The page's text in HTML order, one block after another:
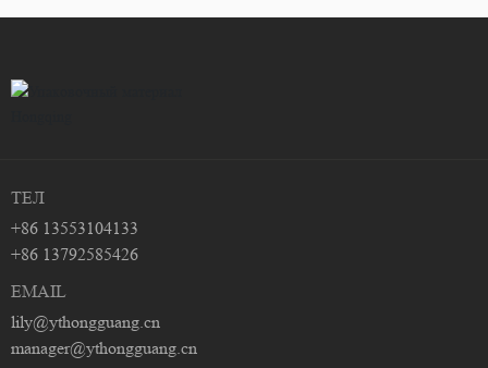
ТЕЛ
+86 13553104133
+86 13792585426
EMAIL
lily@ythongguang.cn
manager@ythongguang.cn